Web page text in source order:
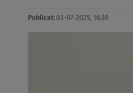
Publicat: 03-07-2025, 16:30